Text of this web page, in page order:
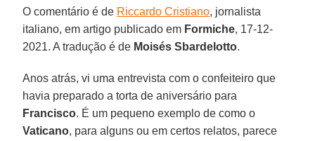
O comentário é de Riccardo Cristiano, jornalista
italiano, em artigo publicado em Formiche, 17-12-
2021. A tradução é de Moisés Sbardelotto.
Anos atrás, vi uma entrevista com o confeiteiro que
havia preparado a torta de aniversário para
Francisco. É um pequeno exemplo de como o
Vaticano, para alguns ou em certos relatos, parece